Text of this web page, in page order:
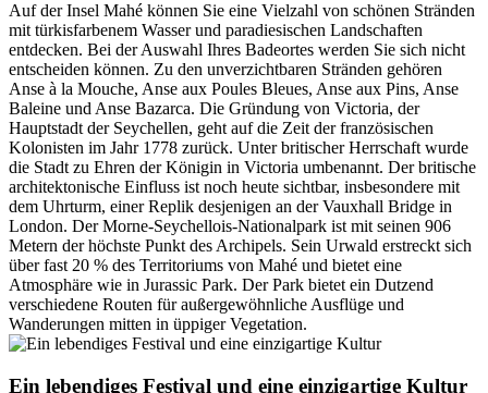
Auf der Insel Mahé können Sie eine Vielzahl von schönen Stränden
mit türkisfarbenem Wasser und paradiesischen Landschaften
entdecken. Bei der Auswahl Ihres Badeortes werden Sie sich nicht
entscheiden können. Zu den unverzichtbaren Stränden gehören
Anse à la Mouche, Anse aux Poules Bleues, Anse aux Pins, Anse
Baleine und Anse Bazarca. Die Gründung von Victoria, der
Hauptstadt der Seychellen, geht auf die Zeit der französischen
Kolonisten im Jahr 1778 zurück. Unter britischer Herrschaft wurde
die Stadt zu Ehren der Königin in Victoria umbenannt. Der britische
architektonische Einfluss ist noch heute sichtbar, insbesondere mit
dem Uhrturm, einer Replik desjenigen an der Vauxhall Bridge in
London. Der Morne-Seychellois-Nationalpark ist mit seinen 906
Metern der höchste Punkt des Archipels. Sein Urwald erstreckt sich
über fast 20 % des Territoriums von Mahé und bietet eine
Atmosphäre wie in Jurassic Park. Der Park bietet ein Dutzend
verschiedene Routen für außergewöhnliche Ausflüge und
Wanderungen mitten in üppiger Vegetation.
Ein lebendiges Festival und eine einzigartige Kultur